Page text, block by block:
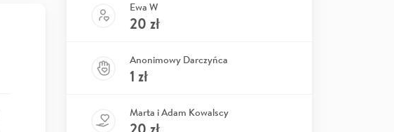
Ewa W
20 zł
Anonimowy Darczyńca
1 zł
Marta i Adam Kowalscy